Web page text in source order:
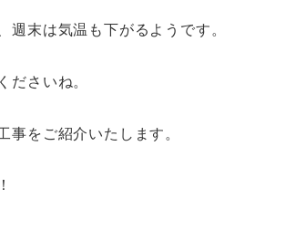
週末は気温も下がるようです。
ださいね。
事をご紹介いたします。